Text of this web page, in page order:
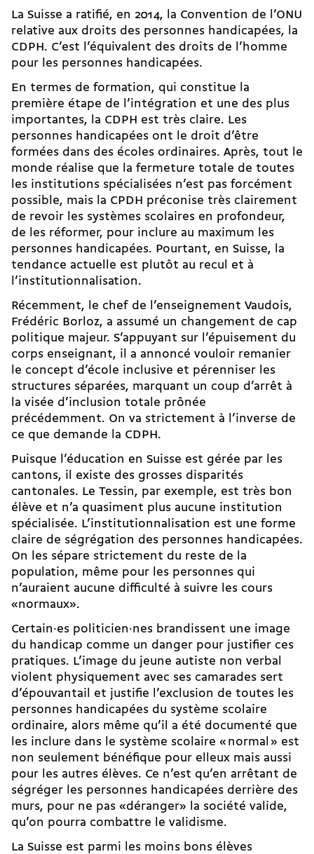
La Suisse a ratifié, en 2014, la Convention de l’ONU
relative aux droits des personnes handicapées, la
CDPH. C’est l’équivalent des droits de l’homme
pour les personnes handicapées.
En termes de formation, qui constitue la
première étape de l’intégration et une des plus
importantes, la CDPH est très claire. Les
personnes handicapées ont le droit d’être
formées dans des écoles ordinaires. Après, tout le
monde réalise que la fermeture totale de toutes
les institutions spécialisées n’est pas forcément
possible, mais la CPDH préconise très clairement
de revoir les systèmes scolaires en profondeur,
de les réformer, pour inclure au maximum les
personnes handicapées. Pourtant, en Suisse, la
tendance actuelle est plutôt au recul et à
l’institutionnalisation.
Récemment, le chef de l’enseignement Vaudois,
Frédéric Borloz, a assumé un changement de cap
politique majeur. S’appuyant sur l’épuisement du
corps enseignant, il a annoncé vouloir remanier
le concept d’école inclusive et pérenniser les
structures séparées, marquant un coup d’arrêt à
la visée d’inclusion totale prônée
précédemment. On va strictement à l’inverse de
ce que demande la CDPH.
Puisque l’éducation en Suisse est gérée par les
cantons, il existe des grosses disparités
cantonales. Le Tessin, par exemple, est très bon
élève et n’a quasiment plus aucune institution
spécialisée. L’institutionnalisation est une forme
claire de ségrégation des personnes handicapées.
On les sépare strictement du reste de la
population, même pour les personnes qui
n’auraient aucune difficulté à suivre les cours
«normaux».
Certain·es politicien·nes brandissent une image
du handicap comme un danger pour justifier ces
pratiques. L’image du jeune autiste non verbal
violent physiquement avec ses camarades sert
d’épouvantail et justifie l’exclusion de toutes les
personnes handicapées du système scolaire
ordinaire, alors même qu’il a été documenté que
les inclure dans le système scolaire « normal » est
non seulement bénéfique pour elleux mais aussi
pour les autres élèves. Ce n’est qu’en arrêtant de
ségréger les personnes handicapées derrière des
murs, pour ne pas «déranger» la société valide,
qu’on pourra combattre le validisme.
La Suisse est parmi les moins bons élèves